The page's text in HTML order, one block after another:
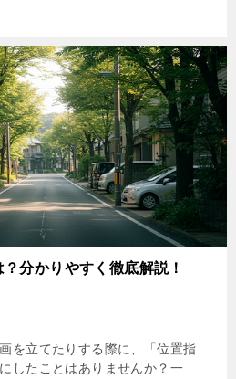
？分かりやすく徹底解説！
を立てたりする際に、「位置指
したことはありませんか？一